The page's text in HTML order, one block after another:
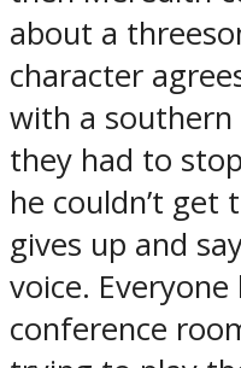
about a
character
with a
they had to
he couldn’t get
gives up and
voice. Everyone
conference